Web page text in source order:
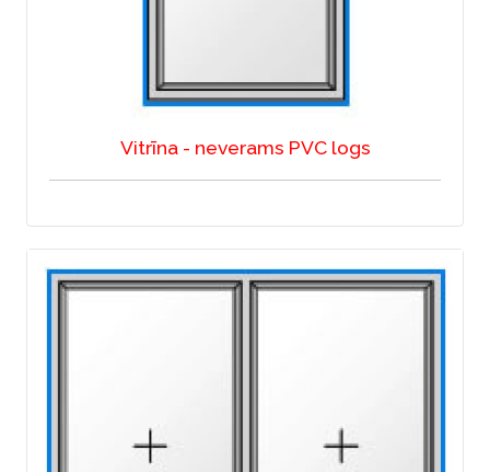
Vitrīna - neverams PVC logs